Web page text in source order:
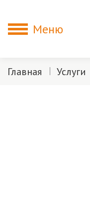
Меню
Главная Услуги